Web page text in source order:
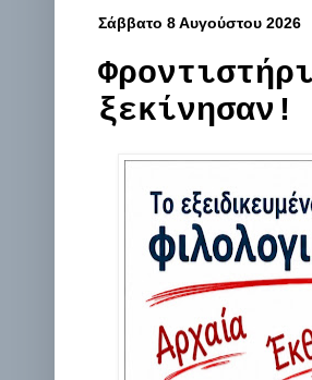
Σάββατο 8 Αυγούστου 2026
ξεκίνησαν!